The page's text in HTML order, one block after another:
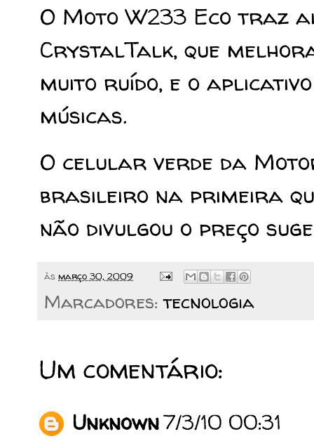
O Moto W233 Eco traz
CrystalTalk, que
muito ruído, e o
músicas.
O celular verde da
brasileiro na primeira
não divulgou o preço
às março 30, 2009
Marcadores:tecnologia
Um comentário:
Unknown7/3/10 00:31